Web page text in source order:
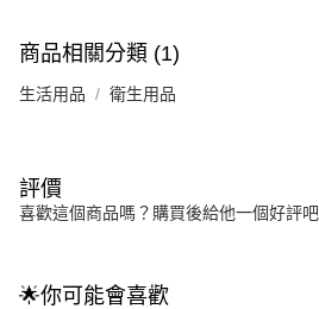
商品相關分類 (1)
生活用品 衛生用品
評價
喜歡這個商品嗎？購買後給他一個好評吧
🌟你可能會喜歡